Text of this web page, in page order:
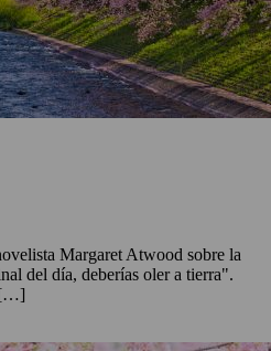
Margaret Atwood sobre la
del día, deberías oler a tierra".
[…]